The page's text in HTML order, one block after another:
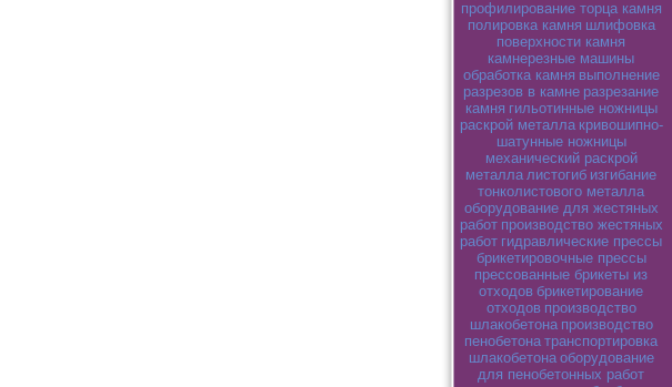
профилирование торца камня
полировка камня шлифовка
поверхности камня
камнерезные машины
обработка камня выполнение
разрезов в камне разрезание
камня гильотинные ножницы
раскрой металла кривошипно-
шатунные ножницы
механический раскрой
металла листогиб изгибание
тонколистового металла
оборудование для жестяных
работ производство жестяных
работ гидравлические прессы
брикетировочные прессы
прессованные брикеты из
отходов брикетирование
отходов производство
шлакобетона производство
пенобетона транспортировка
шлакобетона оборудование
для пенобетонных работ